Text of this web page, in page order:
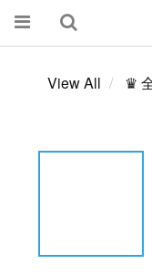
View All ♛